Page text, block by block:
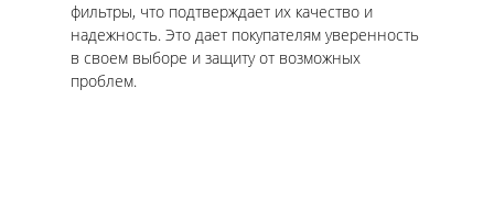
фильтры, что подтверждает их качество и
надежность. Это дает покупателям уверенность
в своем выборе и защиту от возможных
проблем.